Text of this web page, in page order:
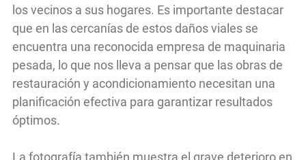
los vecinos a sus hogares. Es importante destacar
que en las cercanías de estos daños viales se
encuentra una reconocida empresa de maquinaria
pesada, lo que nos lleva a pensar que las obras de
restauración y acondicionamiento necesitan una
planificación efectiva para garantizar resultados
óptimos.